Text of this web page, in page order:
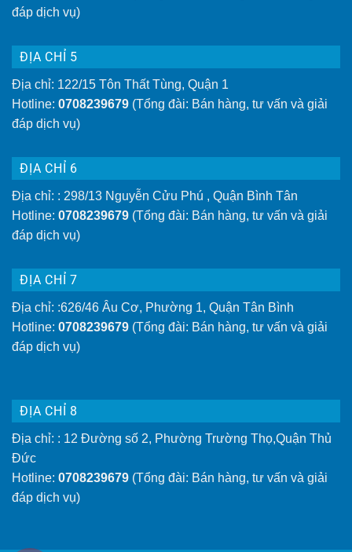
đáp dịch vụ)
ĐỊA CHỈ 5
Địa chỉ: 122/15 Tôn Thất Tùng, Quận 1
Hotline: 0708239679 (Tổng đài: Bán hàng, tư vấn và giải
đáp dịch vụ)
ĐỊA CHỈ 6
Địa chỉ: : 298/13 Nguyễn Cửu Phú , Quận Bình Tân
Hotline: 0708239679 (Tổng đài: Bán hàng, tư vấn và giải
đáp dịch vụ)
ĐỊA CHỈ 7
Địa chỉ: :626/46 Âu Cơ, Phường 1, Quận Tân Bình
Hotline: 0708239679 (Tổng đài: Bán hàng, tư vấn và giải
đáp dịch vụ)
ĐỊA CHỈ 8
Địa chỉ: : 12 Đường số 2, Phường Trường Thọ,Quận Thủ
Đức
Hotline: 0708239679 (Tổng đài: Bán hàng, tư vấn và giải
đáp dịch vụ)